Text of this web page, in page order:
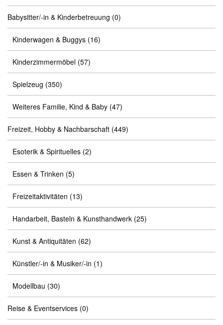
Babysitter/-in & Kinderbetreuung (0)
Kinderwagen & Buggys (16)
Kinderzimmermöbel (57)
Spielzeug (350)
Weiteres Familie, Kind & Baby (47)
Freizeit, Hobby & Nachbarschaft (449)
Esoterik & Spirituelles (2)
Essen & Trinken (5)
Freizeitaktivitäten (13)
Handarbeit, Basteln & Kunsthandwerk (25)
Kunst & Antiquitäten (62)
Künstler/-in & Musiker/-in (1)
Modellbau (30)
Reise & Eventservices (0)